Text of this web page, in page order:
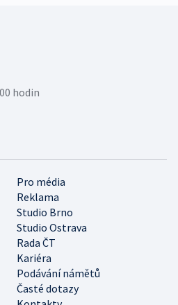
Pro média
Reklama
Studio Brno
Studio Ostrava
Rada ČT
Kariéra
Podávání námětů
Časté dotazy
hodin